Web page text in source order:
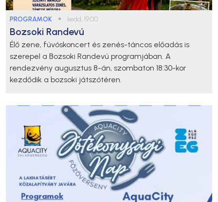
PROGRAMOK ● kedd, 19:00
Bozsoki Randevú
Élő zene, fúvóskoncert és zenés-táncos előadás is
szerepel a Bozsoki Randevú programjában. A
rendezvény augusztus 8-án, szombaton 18:30-kor
kezdődik a bozsoki játszótéren.